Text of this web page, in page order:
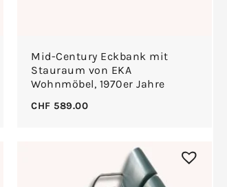
Mid-Century Eckbank mit
Stauraum von EKA
Wohnmöbel, 1970er Jahre
CHF 589.00